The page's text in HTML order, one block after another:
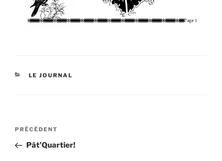
CATÉGORIES
LE JOURNAL
Navigation
l’article
Article
précédent
PRÉCÉDENT
Pât’Quartier!